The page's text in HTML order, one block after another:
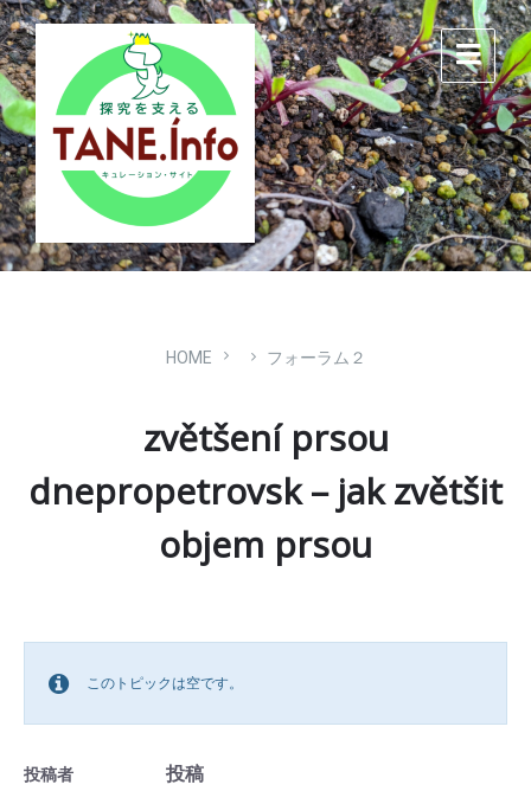
Skip
to
content
Skip
to
main
navigation
Skip
to
footer
HOME フォーラム２
zvětšení prsou
dnepropetrovsk – jak zvětšit
objem prsou
このトピックは空です。
投稿者 投稿